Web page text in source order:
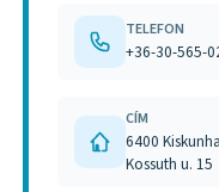
TELEFON
+36-30-565-
CÍM
6400
Kossuth u. 15